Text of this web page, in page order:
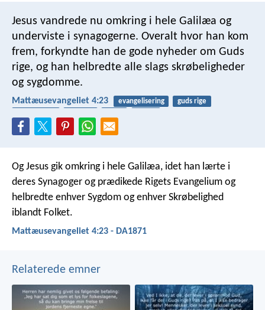
Jesus vandrede nu omkring i hele Galilæa og
underviste i synagogerne. Overalt hvor han kom
frem, forkyndte han de gode nyheder om Guds
rige, og han helbredte alle slags skrøbeligheder
og sygdomme.
Mattæusevangeliet 4:23 evangelisering
guds rige
Og Jesus gik omkring i hele Galilæa, idet han lærte i
deres Synagoger og prædikede Rigets Evangelium og
helbredte enhver Sygdom og enhver Skrøbelighed
iblandt Folket.
Mattæusevangeliet 4:23 - DA1871
Relaterede emner